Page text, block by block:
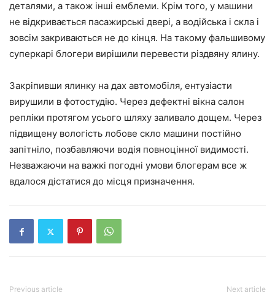
деталями, а також інші емблеми. Крім того, у машини
не відкривається пасажирські двері, а водійська і скла і
зовсім закриваються не до кінця. На такому фальшивому
суперкарі блогери вирішили перевести різдвяну ялину.
Закріпивши ялинку на дах автомобіля, ентузіасти
вирушили в фотостудію. Через дефектні вікна салон
репліки протягом усього шляху заливало дощем. Через
підвищену вологість лобове скло машини постійно
запітніло, позбавляючи водія повноцінної видимості.
Незважаючи на важкі погодні умови блогерам все ж
вдалося дістатися до місця призначення.
Previous article Next article